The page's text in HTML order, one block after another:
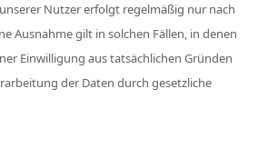
Nutzer erfolgt regelmäßig nur nach
Ausnahme gilt in solchen Fällen, in denen
Einwilligung aus tatsächlichen Gründen
der Daten durch gesetzliche